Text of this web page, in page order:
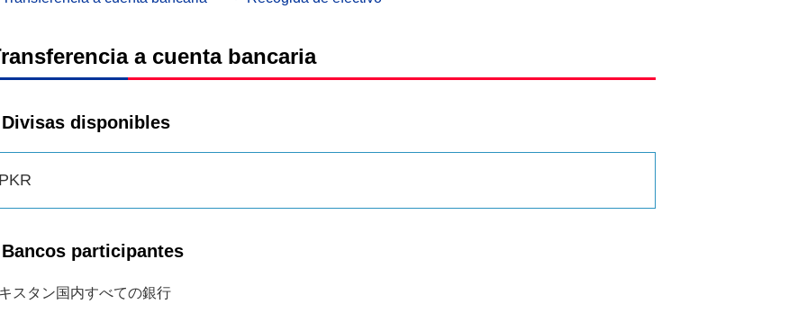
a cuenta bancaria
Divisas disponibles
Bancos participantes
スタン国内すべての銀行